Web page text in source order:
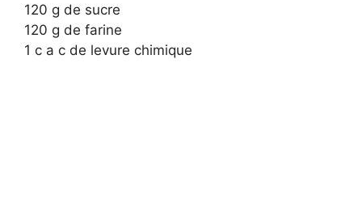
120 g de sucre
120 g de farine
1 c a c de levure chimique